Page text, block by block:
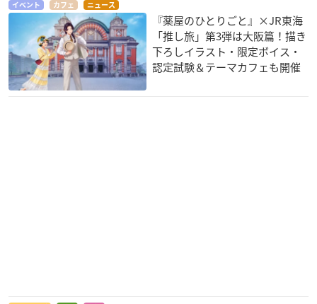
イベント カフェ ニュース
『薬屋のひとりごと』×JR東海
「推し旅」第3弾は大阪篇！描き
下ろしイラスト・限定ボイス・
認定試験＆テーマカフェも開催